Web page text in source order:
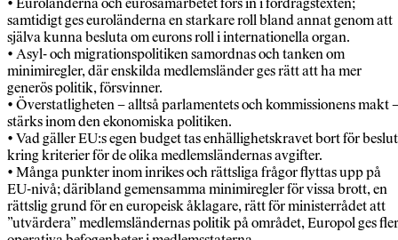
• Euroländerna och eurosamarbetet förs in i fördragstexten;
samtidigt ges euroländerna en starkare roll bland annat genom att
själva kunna besluta om eurons roll i internationella organ.
• Asyl- och migrationspolitiken samordnas och tanken om
minimiregler, där enskilda medlemsländer ges rätt att ha mer
generös politik, försvinner.
• Överstatligheten – alltså parlamentets och kommissionens makt
stärks inom den ekonomiska politiken.
• Vad gäller EU:s egen budget tas enhällighetskravet bort för beslut
kring kriterier för de olika medlemsländernas avgifter.
• Många punkter inom inrikes och rättsliga frågor flyttas upp på
EU-nivå; däribland gemensamma minimiregler för vissa brott, en
rättslig grund för en europeisk åklagare, rätt för ministerrådet att
”utvärdera” medlemsländernas politik på området, Europol ges fler